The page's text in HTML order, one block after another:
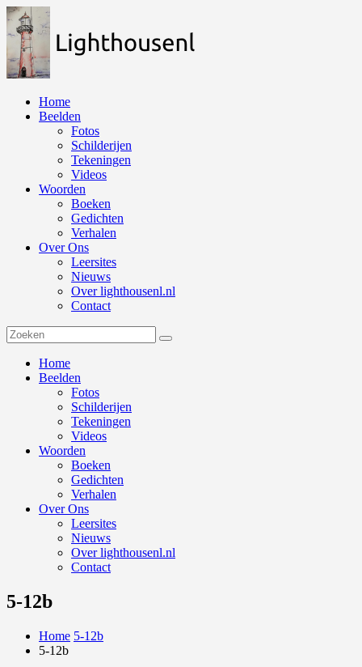
Naar
de
inhoud
springen
Home
Beelden
Fotos
Schilderijen
Tekeningen
Videos
Woorden
Boeken
Gedichten
Verhalen
Over Ons
Leersites
Nieuws
Over lighthousenl.nl
Contact
Home
Beelden
Fotos
Schilderijen
Tekeningen
Videos
Woorden
Boeken
Gedichten
Verhalen
Over Ons
Leersites
Nieuws
Over lighthousenl.nl
Contact
5-12b
Home 5-12b
5-12b